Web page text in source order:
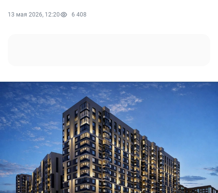
13 мая 2026, 12:20 6 408